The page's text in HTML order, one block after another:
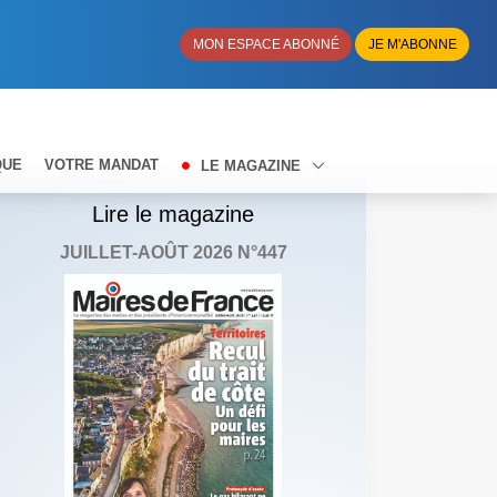
MON ESPACE ABONNÉ JE M'ABONNE
VOTRE MANDAT LE MAGAZINE
Lire le magazine
JUILLET-AOÛT 2026 N°447